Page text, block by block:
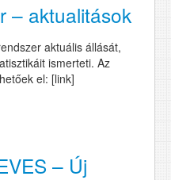
– aktualitások
aktuális állását,
ismerteti. Az
el: [link]
– Új